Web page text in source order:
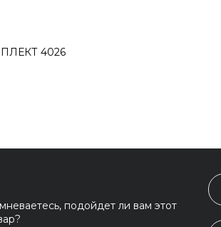
4026
подойдет ли вам этот